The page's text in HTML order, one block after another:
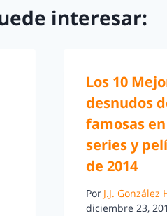
interesar:
Los 10
desnudos
famosas en
series y
de 2014
Por J.J. González
diciembre 23,